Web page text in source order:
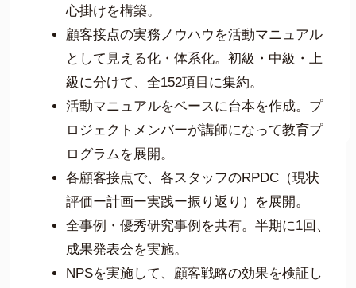
心掛けを構築。
顧客接点の実務ノウハウを活動マニュアル
として見える化・体系化。初級・中級・上
級に分けて、全152項目に集約。
活動マニュアルをベースに台本を作成。プ
ロジェクトメンバーが講師になって教育プ
ログラムを展開。
各顧客接点で、各スタッフのRPDC（現状
評価ー計画ー実践ー振り返り）を展開。
全事例・優秀研究事例を共有。半期に1回、
成果発表会を実施。
NPSを実施して、顧客戦略の効果を検証し